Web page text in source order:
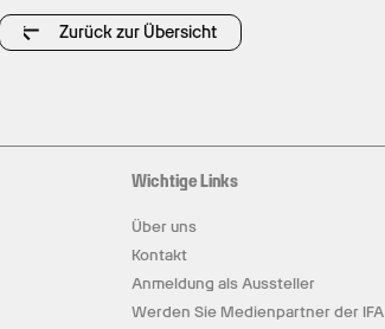
Zurück zur Übersicht
Wichtige Links
Über uns
Kontakt
Anmeldung als Aussteller
Werden Sie Medienpartner der IFA